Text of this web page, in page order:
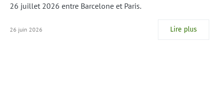
26 juillet 2026 entre Barcelone et Paris.
26 juin 2026 Lire plus